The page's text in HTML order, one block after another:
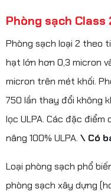
Phòng sạch Class
Phòng sạch loại 2 theo
hạt lớn hơn 0,3 micron
micron trên mét khối.
750 lần thay đổi không
lọc ULPA. Các đặc
nâng 100% ULPA. \ Có
Loại phòng sạch phổ
phòng sạch xây dựng